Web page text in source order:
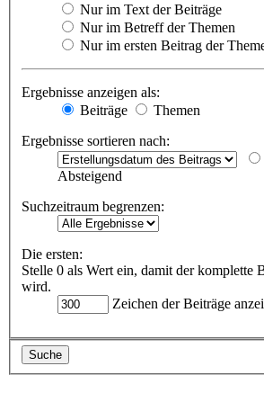
Nur im Text der Beiträge
Nur im Betreff der Themen
Nur im ersten Beitrag der
Ergebnisse anzeigen als:
Beiträge
Themen
Ergebnisse sortieren nach:
Absteigend
Suchzeitraum begrenzen:
Die ersten:
Stelle 0 als Wert ein, damit der komplette
wird.
Zeichen der Beiträge